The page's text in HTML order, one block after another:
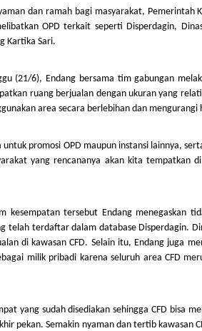
dan ramah bagi masyarakat, Pemerintah
OPD terkait seperti Disperdagin,
Kartika Sari.
(21/6), Endang bersama tim gabungan
ruang berjualan dengan ukuran yang
area secara berlebihan dan mengurangi
promosi OPD maupun instansi lainnya,
yang rencananya akan kita tempatkan
tersebut Endang menegaskan
telah terdaftar dalam database Disperdagin.
di kawasan CFD. Selain itu, Endang juga
milik pribadi karena seluruh area CFD
yang sudah disediakan sehingga CFD bisa
pekan. Semakin nyaman dan tertib kawasan